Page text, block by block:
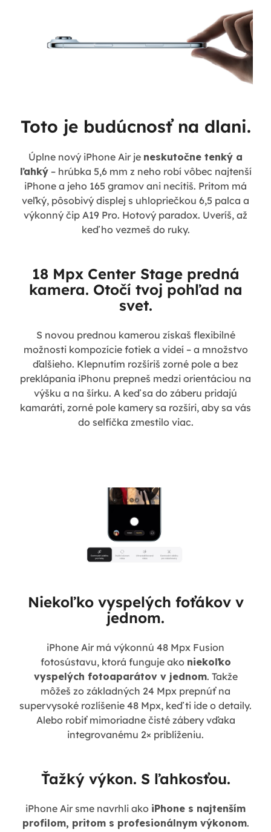
Toto je budúcnosť na dlani.
Úplne nový iPhone Air je neskutočne tenký a
ľahký– hrúbka 5,6 mm z neho robí vôbec najtenší
iPhone a jeho 165 gramov ani necítiš. Pritom má
veľký, pôsobivý displej s uhlopriečkou 6,5 palca a
výkonný čip A19 Pro. Hotový paradox. Uveríš, až
keď ho vezmeš do ruky.
18 Mpx Center Stage predná
kamera. Otočí tvoj pohľad na
svet.
S novou prednou kamerou získaš flexibilné
možnosti kompozície fotiek a videí – a množstvo
ďalšieho. Klepnutím rozšíriš zorné pole a bez
preklápania iPhonu prepneš medzi orientáciou na
výšku a na šírku. A keď sa do záberu pridajú
kamaráti, zorné pole kamery sa rozšíri, aby sa vás
do selfíčka zmestilo viac.
Niekoľko vyspelých foťákov v
jednom.
iPhone Air má výkonnú 48 Mpx Fusion
fotosústavu, ktorá funguje ako niekoľko
vyspelých fotoaparátov v jednom. Takže
môžeš zo základných 24 Mpx prepnúť na
supervysoké rozlíšenie 48 Mpx, keď ti ide o detaily.
Alebo robiť mimoriadne čisté zábery vďaka
integrovanému 2× priblíženiu.
Ťažký výkon. S ľahkosťou.
iPhone Air sme navrhli ako iPhone s najtenším
profilom, pritom s profesionálnym výkonom.